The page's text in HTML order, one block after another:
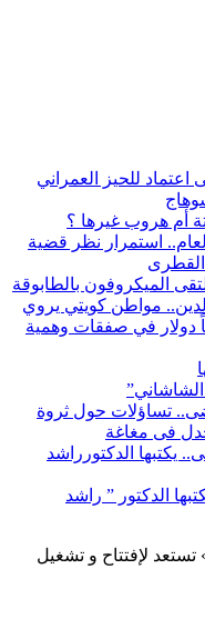
للحيز العمراني
أم هروب غيرها ؟
استمرار نظر قضية
الميكروفون بالطابوقة
مواطن كويتي يروي
النصب عليه بمبلغ 512 ألفاً دولار في صفقات وهمية
تساؤلات حول ثروة
فى مغاغة
يكتبها الدكتورراشد
الدكتور ” راشد
تستعد لإفتتاح و تشغيل